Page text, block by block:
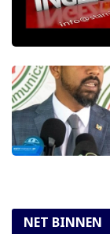
NET BINNEN